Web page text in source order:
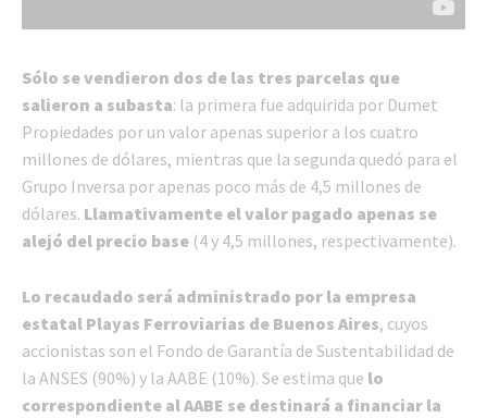
Sólo se vendieron dos de las tres parcelas que
salieron a subasta: la primera fue adquirida por Dumet
Propiedades por un valor apenas superior a los cuatro
millones de dólares, mientras que la segunda quedó para el
Grupo Inversa por apenas poco más de 4,5 millones de
dólares. Llamativamente el valor pagado apenas se
alejó del precio base (4 y 4,5 millones, respectivamente).
Lo recaudado será administrado por la empresa
estatal Playas Ferroviarias de Buenos Aires, cuyos
accionistas son el Fondo de Garantía de Sustentabilidad de
la ANSES (90%) y la AABE (10%). Se estima que lo
correspondiente al AABE se destinará a financiar la